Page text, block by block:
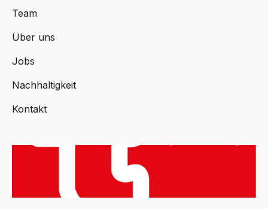
Team
Über uns
Jobs
Nachhaltigkeit
Kontakt